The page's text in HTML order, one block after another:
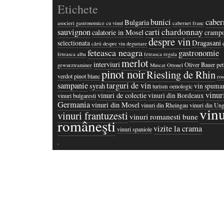
Etichete
asocieri gastronomice cu vinul Bulgariabunici cabernet franc
sauvignoncalatorie in Mosel cartichardonnay
selectionata cărti despre vin degustare despre vinDragasani
feteasca alba feteasca neagra feteasca regala gastronomie
gewurztraminer interviuri merlot Muscat Ottonel Oliver Bauer
verdotpinot blancpinot noirRiesling de Rhin
sampaniesyrahtarguri de vinturism oenologicvin
vinuri bulgarestivinuri de colectievinuri din Bordeaux
Germaniavinuri din Mosel vinuri din Rheingauvinuri din
vinuri frantuzesti vinuri romanesti bune
româneştivinuri spaniolevizite la crama
·